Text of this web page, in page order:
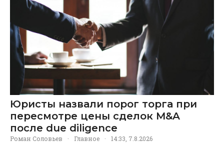
Юристы назвали порог торга при
пересмотре цены сделок M&A
после due diligence
Роман Соловьев · Главное · 14:33, 7.8.2026